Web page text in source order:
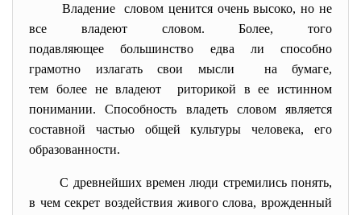
Владение словом ценится очень высоко, но не
все владеют словом. Более, того
подавляющее большинство едва ли способно
грамотно излагать свои мысли на бумаге,
тем более не владеют риторикой в ее истинном
понимании. Способность владеть словом является
составной частью общей культуры человека, его
образованности.
С древнейших времен люди стремились понять,
в чем секрет воздействия живого слова, врожденный